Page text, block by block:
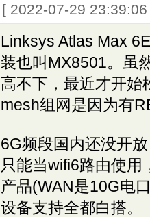
[ 2022-07-29
Linksys Atlas Max
装也叫MX8501。虽
高不下，最近才开始
mesh组网是因为有
6G频段国内还没开
只能当wifi6路由使
产品(WAN是10G电
设备支持全都白搭。